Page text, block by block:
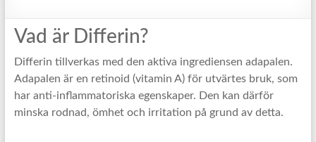
Vad är Differin?
Differin tillverkas med den aktiva ingrediensen adapalen.
Adapalen är en retinoid (vitamin A) för utvärtes bruk, som
har anti-inflammatoriska egenskaper. Den kan därför
minska rodnad, ömhet och irritation på grund av detta.